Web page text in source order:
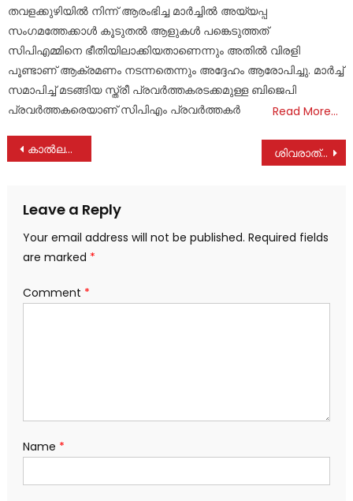
തവളക്കുഴിയിൽ നിന്ന് ആരംഭിച്ച മാർച്ചിൽ അയ്യപ്പ
സംഗമത്തേക്കാൾ കൂടുതൽ ആളുകൾ പങ്കെടുത്തത്
സിപിഎമ്മിനെ ഭീതിയിലാക്കിയതാണെന്നും അതിൽ വിരളി
പൂണ്ടാണ് ആക്രമണം നടന്നതെന്നും അദ്ദേഹം ആരോപിച്ചു. മാർച്ച്
സമാപിച്ച് മടങ്ങിയ സ്ത്രീ പ്രവർത്തകരടക്കമുള്ള ബിജെപി
പ്രവർത്തകരെയാണ് സിപിഎം പ്രവർത്തകർ
Read More…
Post
കാൽലക്ഷം മുതൽ 34 ലക്ഷം വരെ 282 പദ്ധതികളിൽ ചാഴികാടൻ മാജിക് ശിവരാത്രി ദിനത്തിലെ തൊഴിലുറപ്പ് ശുചിത്വ ആസൂത്രിത നീക്കം; ശക്തമായ പ്രതിഷേധം : ജി. ലിജിൻ ലാൽ
Leave a Reply
Your email address will not be published. Required fields
are marked *
Comment *
Name *